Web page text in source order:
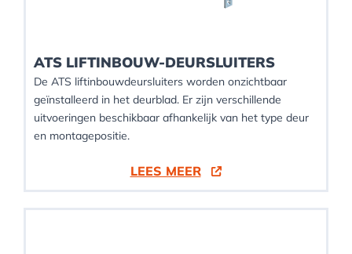
ATS LIFTINBOUW-DEURSLUITERS
De ATS liftinbouwdeursluiters worden onzichtbaar
geïnstalleerd in het deurblad. Er zijn verschillende
uitvoeringen beschikbaar afhankelijk van het type deur
en montagepositie.
LEES MEER